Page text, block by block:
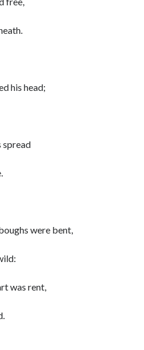
his head;
spread
were bent,
was rent,